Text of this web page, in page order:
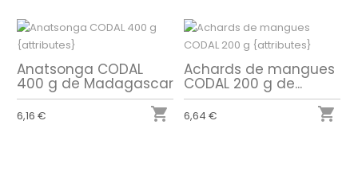
Anatsonga CODAL
400 g de Madagascar
6,16 € 
Achards de mangues
CODAL 200 g de...
6,64 € 